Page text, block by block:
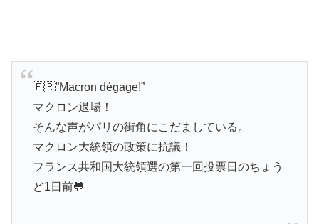
🇫🇷”Macron dégage!”
マクロン退場！
そんな声がパリの街角にこだましている。
マクロン大統領の政策に抗議！
フランス共和国大統領選の第一回投票日のちょう
ど1日前🐸